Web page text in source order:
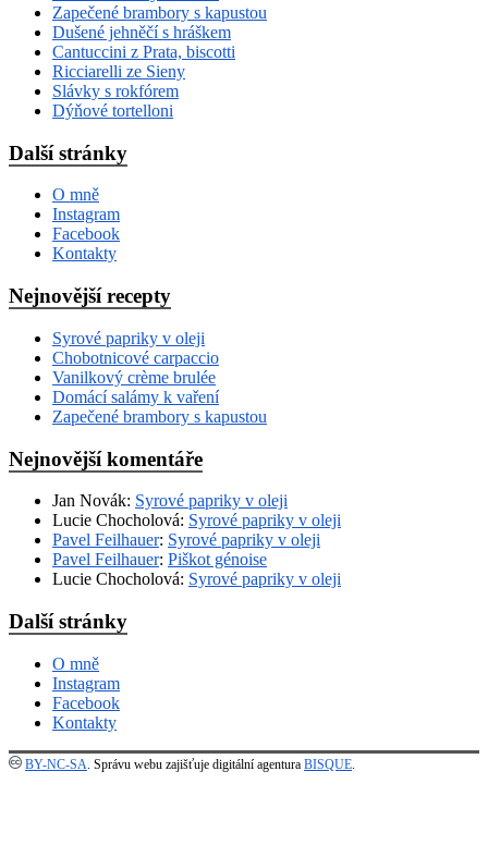
Zapečené brambory s kapustou
Dušené jehněčí s hráškem
Cantuccini z Prata, biscotti
Ricciarelli ze Sieny
Slávky s rokfórem
Dýňové tortelloni
Další stránky
O mně
Instagram
Facebook
Kontakty
Nejnovější recepty
Syrové papriky v oleji
Chobotnicové carpaccio
Vanilkový crème brulée
Domácí salámy k vaření
Zapečené brambory s kapustou
Nejnovější komentáře
Jan Novák: Syrové papriky v oleji
Lucie Chocholová: Syrové papriky v oleji
Pavel Feilhauer: Syrové papriky v oleji
Pavel Feilhauer: Piškot génoise
Lucie Chocholová: Syrové papriky v oleji
Další stránky
O mně
Instagram
Facebook
Kontakty
BY-NC-SA . Správu webu zajišťuje digitální agentura BISQUE